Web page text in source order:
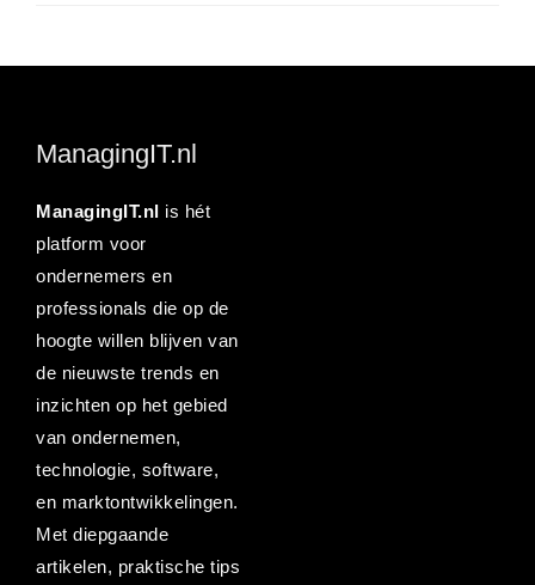
ManagingIT.nl
ManagingIT.nl is hét
platform voor
ondernemers en
professionals die op de
hoogte willen blijven van
de nieuwste trends en
inzichten op het gebied
van ondernemen,
technologie, software,
en marktontwikkelingen.
Met diepgaande
artikelen, praktische tips